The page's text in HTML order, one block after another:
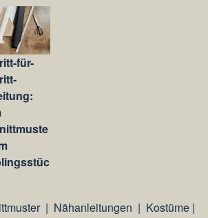
für-
| Nähanleitungen | Kostüme|